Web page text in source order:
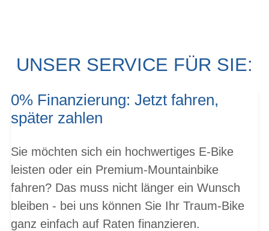
UNSER SERVICE FÜR SIE:
0% Finanzierung: Jetzt fahren,
später zahlen
Sie möchten sich ein hochwertiges E-Bike
leisten oder ein Premium-Mountainbike
fahren? Das muss nicht länger ein Wunsch
bleiben - bei uns können Sie Ihr Traum-Bike
ganz einfach auf Raten finanzieren.